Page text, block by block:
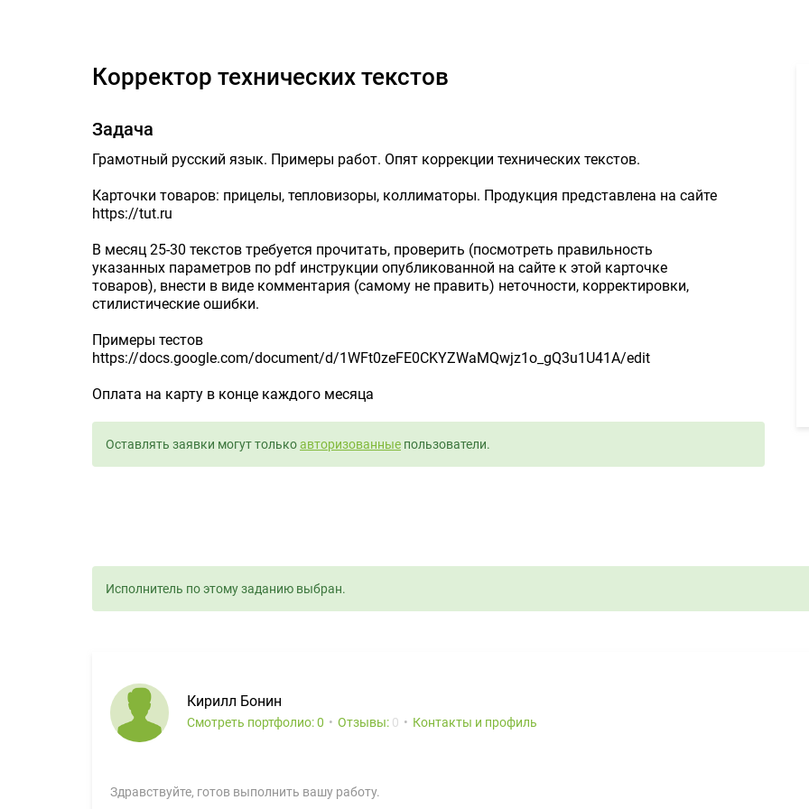
Корректор технических текстов
Задача
Грамотный русский язык. Примеры работ. Опят коррекции технических текстов.
Карточки товаров: прицелы, тепловизоры, коллиматоры. Продукция представлена на сайте
https://tut.ru
В месяц 25-30 текстов требуется прочитать, проверить (посмотреть правильность
указанных параметров по pdf инструкции опубликованной на сайте к этой карточке
товаров), внести в виде комментария (самому не править) неточности, корректировки,
стилистические ошибки.
Примеры тестов
https://docs.google.com/document/d/1WFt0zeFE0CKYZWaMQwjz1o_gQ3u1U41A/edit
Оплата на карту в конце каждого месяца
Оставлять заявки могут толькоавторизованные пользователи.
Исполнитель по этому заданию выбран.
Кирилл Бонин
Смотреть портфолио: 0 Отзывы: 0 Контакты и профиль
Здравствуйте, готов выполнить вашу работу.